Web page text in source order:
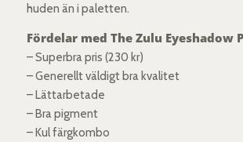
huden än i paletten.
Fördelar med The Zulu Eyeshadow
– Superbra pris (230 kr)
– Generellt väldigt bra kvalitet
– Lättarbetade
– Bra pigment
– Kul färgkombo